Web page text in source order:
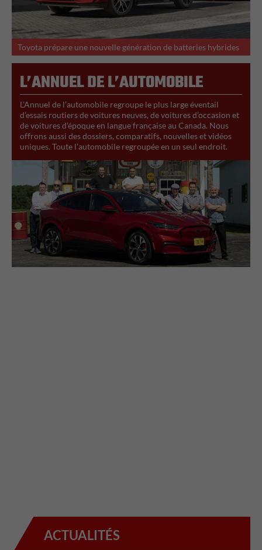
Toyota prépare une nouvelle génération de batteries hybrides
L’ANNUEL DE L’AUTOMOBILE
L’Annuel de l’automobile regroupe le plus large éventail
d’essais routiers de voitures neuves, de voitures d’occasion et
de voitures d’époque en langue française au Canada. Nous
offrons aussi des dossiers, comparatifs, nouvelles et vidéos
uniques. Toute l’automobile regroupée en un seul endroit.
ACTUALITÉS